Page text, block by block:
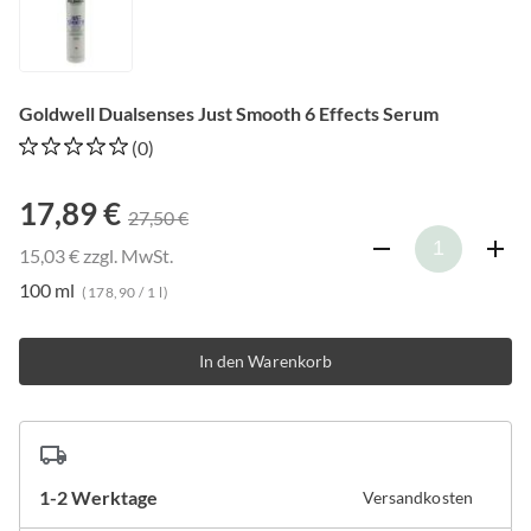
Goldwell Dualsenses Just Smooth 6 Effects Serum
(0)
17,89 € 27,50 €
15,03 € zzgl. MwSt.
100 ml (178,90 / 1 l)
In den Warenkorb
1-2 Werktage Versandkosten